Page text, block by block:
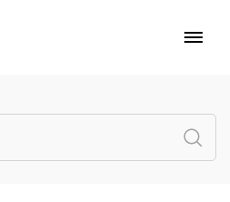
Kolekcje